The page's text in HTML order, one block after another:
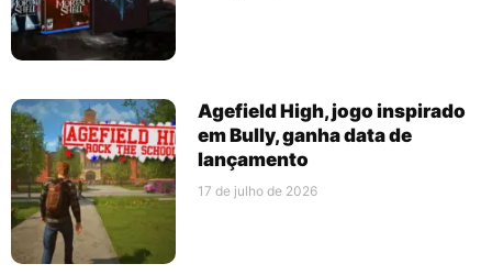
Agefield High, jogo inspirado
em Bully, ganha data de
lançamento
17 de julho de 2026